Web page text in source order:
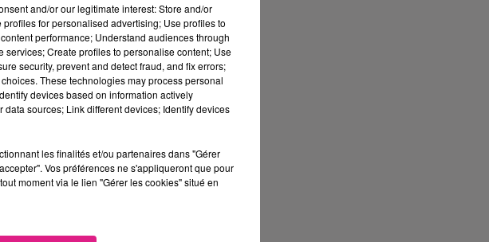
and/or our legitimate interest: Store and/or
for personalised advertising; Use profiles to
performance; Understand audiences through
Create profiles to personalise content; Use
security, prevent and detect fraud, and fix errors;
These technologies may process personal
devices based on information actively
sources; Link different devices; Identify devices
les finalités et/ou partenaires dans "Gérer
Vos préférences ne s'appliqueront que pour
moment via le lien "Gérer les cookies" situé en